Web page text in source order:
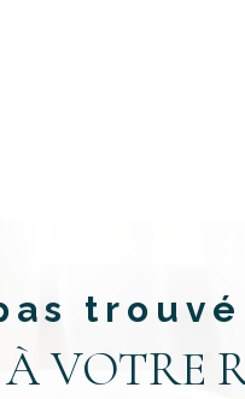
trouvé
VOTRE